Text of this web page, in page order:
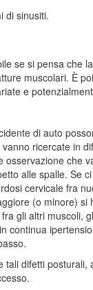
di sinusiti.
se si pensa che
muscolari. È
e
di auto
ricercate in
che
alle spalle. Se
cervicale fra
(o minore) si
gli altri muscoli,
continua
tali difetti posturali,